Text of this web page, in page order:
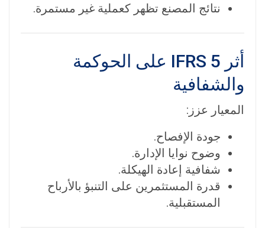
نتائج المصنع تظهر كعملية غير مستمرة.
أثر IFRS 5 على الحوكمة
والشفافية
المعيار عزز:
جودة الإفصاح.
وضوح نوايا الإدارة.
شفافية إعادة الهيكلة.
قدرة المستثمرين على التنبؤ بالأرباح
المستقبلية.